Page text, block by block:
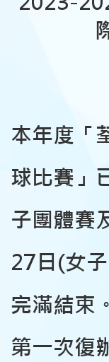
本年度「
球比賽」
子團體賽
27日(女
完滿結束
第一次復